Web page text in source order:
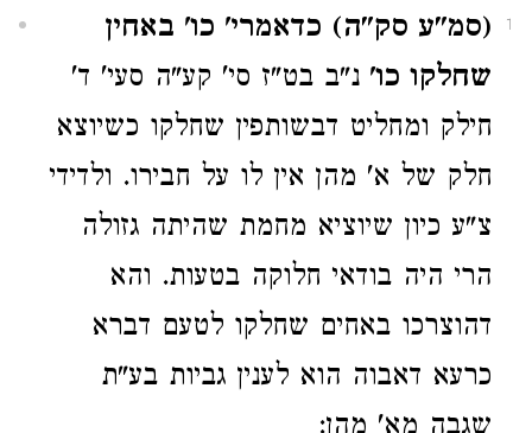
1
(סמ"ע סק"ה) כדאמרי' כו' באחין
שחלקו כו' נ"ב בט"ז סי' קע"ה סעי' ד'
חילק ומחליט דבשותפין שחלקו כשיוצא
חלק של א' מהן אין לו על חבירו. ולדידי
צ"ע כיון שיוציא מחמת שהיתה גזולה
הרי היה בודאי חלוקה בטעות. והא
דהוצרכו באחים שחלקו לטעם דברא
כרעא דאבוה הוא לענין גביות בע"ת